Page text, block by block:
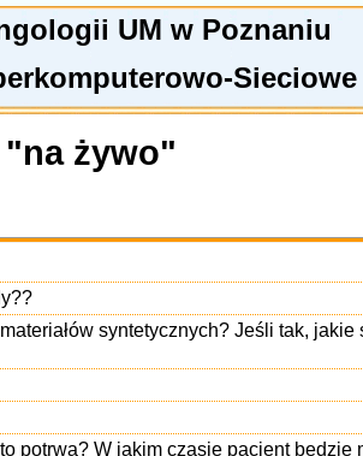
UM w Poznaniu
Sieciowe
żywo"
syntetycznych? Jeśli tak,
potrwa? W jakim czasie pacjent będzie